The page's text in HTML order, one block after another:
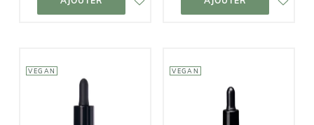
VEGAN VEGAN